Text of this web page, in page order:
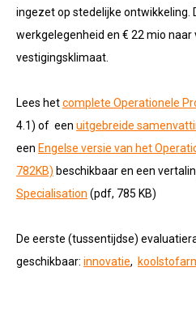
ingezet op stedelijke ontwikkeling.
werkgelegenheid en € 22 mio
vestigingsklimaat.
Lees hetcomplete Operationele
4.1) of een uitgebreide
een Engelse versie van het
782KB) beschikbaar en een
Specialisation (pdf, 785 KB)
De eerste (tussentijdse)
geschikbaar: innovatie,